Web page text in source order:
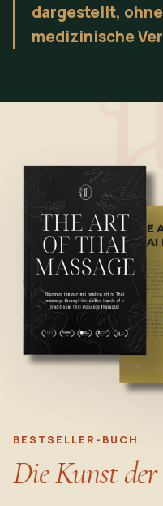
dargestellt,
medizinische
BESTSELLER-BUCH
Die Kunst